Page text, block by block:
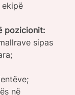
pozicionit:
sipas
në